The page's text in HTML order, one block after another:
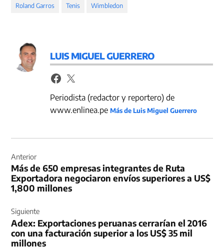
Roland Garros Tenis Wimbledon
LUIS MIGUEL GUERRERO
Periodista (redactor y reportero) de
www.enlinea.peMás de Luis Miguel Guerrero
de
entradas
Anterior
Más de 650 empresas integrantes de Ruta
Exportadora negociaron envíos superiores a US$
1,800 millones
Siguiente
Adex: Exportaciones peruanas cerrarían el 2016
con una facturación superior a los US$ 35 mil
millones